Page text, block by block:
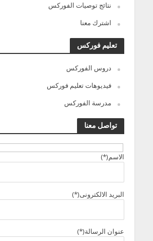
نتائج توصيات الفوركس
اشترك معنا
تعليم فوركس
دروس الفوركس
فيديوهات تعليم فوركس
مدرسة الفوركس
تواصل معنا
الاسم(*)
البريد الالكترونى(*)
عنوان الرسالة(*)